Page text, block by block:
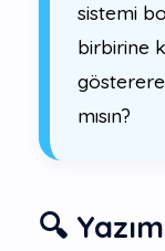
sistemi
birbirine
mısın?
🔍